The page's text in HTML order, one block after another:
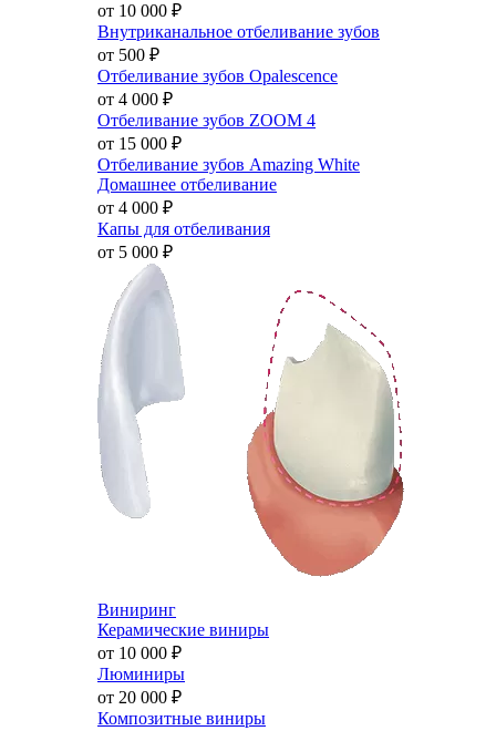
от 10 000 ₽
Внутриканальное отбеливание зубов
от 500 ₽
Отбеливание зубов Opalescence
от 4 000 ₽
Отбеливание зубов ZOOM 4
от 15 000 ₽
Отбеливание зубов Amazing White
Домашнее отбеливание
от 4 000 ₽
Капы для отбеливания
от 5 000 ₽
Виниринг
Керамические виниры
от 10 000 ₽
Люминиры
от 20 000 ₽
Композитные виниры